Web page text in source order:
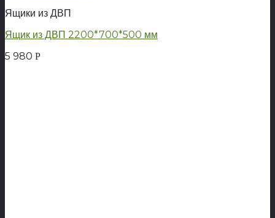
Ящики из ДВП
Ящик из ДВП 2200*700*500 мм
5 980 Р